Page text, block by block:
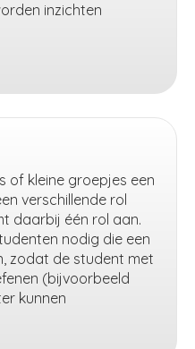
inzichten
of kleine groepjes een
verschillende rol
daarbij één rol aan.
nodig die een
zodat de student met
(bijvoorbeeld
kunnen